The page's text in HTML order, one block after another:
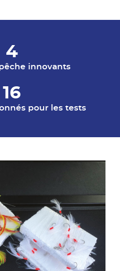
4
innovants
16
pour les tests